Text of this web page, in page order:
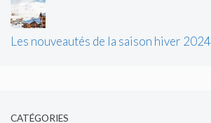
Les nouveautés de la saison hiver 2024
CATÉGORIES